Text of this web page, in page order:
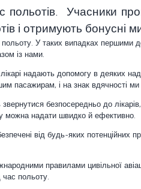
польотів. Учасники
і отримують бонусні
польоту. У таких випадках
із нами.
надають допомогу в деяких
пасажирам, і на знак вдячності
безпосередньо до
можна надати швидко й ефективно.
від будь-яких потенційних
правилами цивільної
час польоту.